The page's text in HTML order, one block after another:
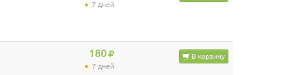
7 дней
180
7 дней
В корзину